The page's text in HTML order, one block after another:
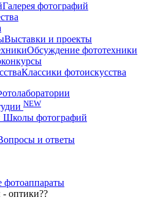
Галерея фотографий
Выставки и проекты
Обсуждение фототехники
Классики фотоискусства
NEW
Школы фотографий
и ответы
фотоаппараты
оптики??